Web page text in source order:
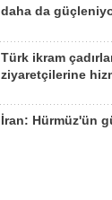
daha da
Türk ikram
ziyaretçilerine
İran: Hürmüz'ün